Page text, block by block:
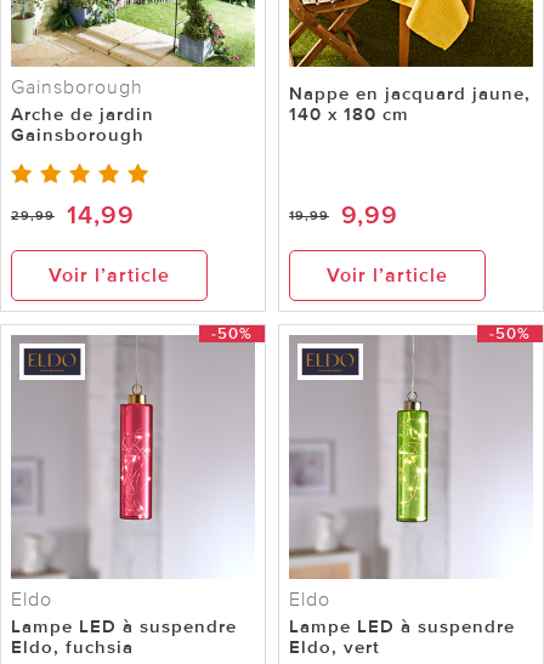
Gainsborough
Arche de jardin
Gainsborough
29,99 14,99
Voir l’article
Nappe en jacquard jaune,
140 x 180 cm
19,99 9,99
Voir l’article
-50%
Eldo
Lampe LED à suspendre
Eldo, fuchsia
-50%
Eldo
Lampe LED à suspendre
Eldo, vert